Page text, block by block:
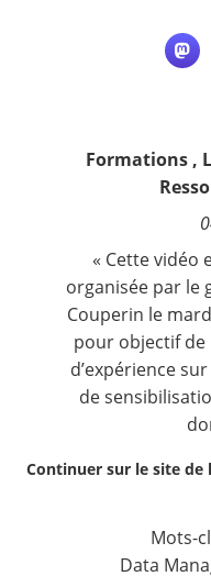
ContactFormations ,
« Cette vidéo
organisée par le
Couperin le
pour objectif
d’expérience
de
Continuer sur le site de
Mots-
Data